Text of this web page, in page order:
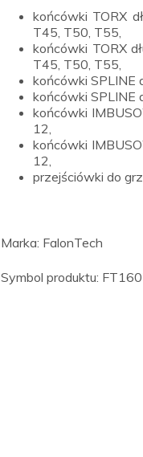
końcówki TORX
T45, T50, T55,
końcówki TORX
T45, T50, T55,
końcówki SPLINE
końcówki SPLINE
końcówki
12,
końcówki
12,
przejściówki do
Marka: FalonTech
Symbol produktu: